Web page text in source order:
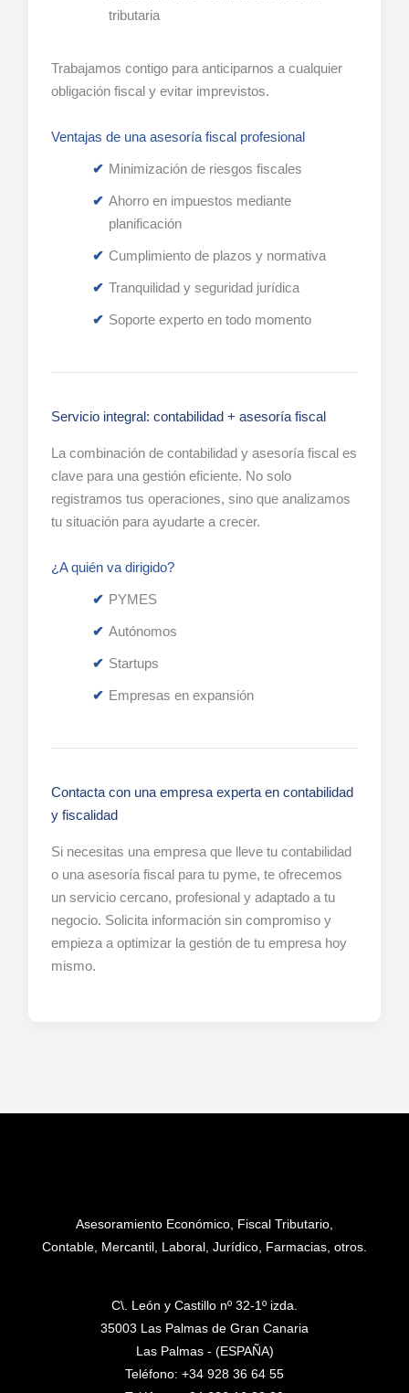
tributaria
Trabajamos contigo para anticiparnos a cualquier
obligación fiscal y evitar imprevistos.
Ventajas de una asesoría fiscal profesional
Minimización de riesgos fiscales
Ahorro en impuestos mediante
planificación
Cumplimiento de plazos y normativa
Tranquilidad y seguridad jurídica
Soporte experto en todo momento
Servicio integral: contabilidad + asesoría fiscal
La combinación de contabilidad y asesoría fiscal es
clave para una gestión eficiente. No solo
registramos tus operaciones, sino que analizamos
tu situación para ayudarte a crecer.
¿A quién va dirigido?
PYMES
Autónomos
Startups
Empresas en expansión
Contacta con una empresa experta en contabilidad
y fiscalidad
Si necesitas una empresa que lleve tu contabilidad
o una asesoría fiscal para tu pyme, te ofrecemos
un servicio cercano, profesional y adaptado a tu
negocio. Solicita información sin compromiso y
empieza a optimizar la gestión de tu empresa hoy
mismo.
Asesoramiento Económico, Fiscal Tributario,
Contable, Mercantil, Laboral, Jurídico, Farmacias, otros.
C\. León y Castillo nº 32-1º izda.
35003 Las Palmas de Gran Canaria
Las Palmas - (ESPAÑA)
Teléfono: +34 928 36 64 55